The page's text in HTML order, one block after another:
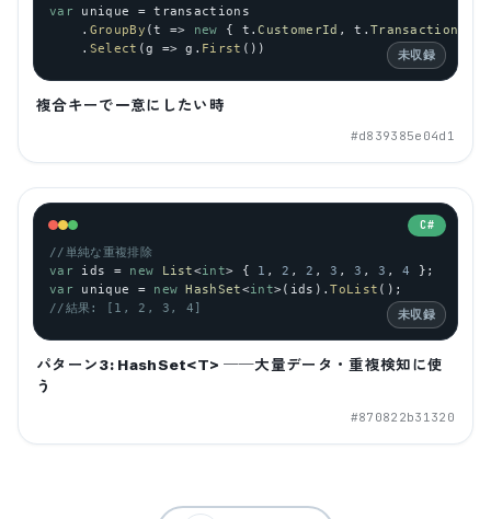
var
unique = transactions
    .
GroupBy (t => new { t .CustomerId , t . TransactionDate
    .
Select (g => g . First ()) 未収録
複合キーで一意にしたい時
#d839385e04d1
C#
//単純な重複排除
var
ids = new List<int> { 1 , 2 , 2 , 3 , 3 , 3 , 4
};
var
unique = new HashSet<int>( ids ).ToList ();
//結果: [1, 2, 3, 4]
未収録
パターン3: HashSet<T> ──大量データ・重複検知に使
う
#870822b31320